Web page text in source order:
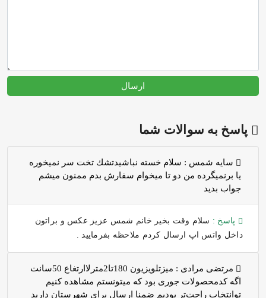
ارسال
پاسخ به سوالات شما
سايه شمس : سلام خسته نباشيدتشك تخت سر نميخوره
يا برنميگرده من دو تا ميخوام سفارش بدم ممنون ميشم
جواب بديد
پاسخ : سلام وقت بخیر خانم شمس عزیز عکس و براتون
داخل واتس اپ ارسال کردم ملاحظه بفرمایید .
مرتضی مرادی :
میزتلویزیون 180تا2مترلاارتغاع 50سانت
اگه کدمحصولات جوری بود که میتونستم مشاهده کنیم
توانتخاب راحت‌تر بودیم ضمنا ارسال برای شهرستان دارید